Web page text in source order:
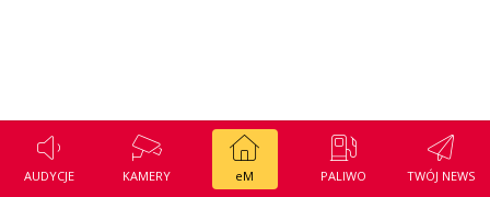
AUDYCJE KAMERY eM PALIWO TWÓJ NEWS